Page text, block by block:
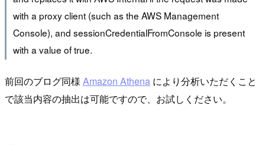
with a proxy client (such as the AWS Management
Console), and sessionCredentialFromConsole is present
with a value of true.
前回のブログ同様 Amazon Athena により分析いただくこと
で該当内容の抽出は可能ですので、お試しください。